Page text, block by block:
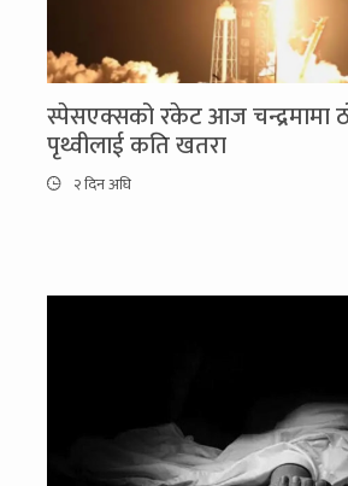
स्पेसएक्सको रकेट आज चन्द्रमामा
पृथ्वीलाई कति खतरा
२ दिन अघि